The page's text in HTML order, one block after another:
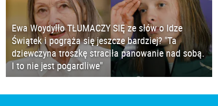
Ewa Woydyłło TŁUMACZY SIĘ ze słów o Idze
Świątek i pogrąża się jeszcze bardziej? "Ta
dziewczyna troszkę straciła panowanie nad sobą.
I to nie jest pogardliwe"